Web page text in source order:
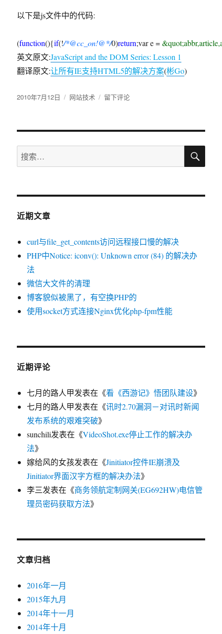
以下是js文件中的代码:
(function(){if(!/*@cc_on!@*/0)return;var e=
英文原文:JavaScript and the DOM Series: Lesson 1
翻译原文:让所有IE支持HTML5的解决方案(彬Go)
发
2010年7月12日
分
网站技术
于
有
支
HTML5
留下评论
搜
索：
搜
近期文章
curl与file_get_contents访问远程接口慢的解决
PHP中Notice: iconv(): Unknown error (84) 的解决办
法
微信大文件的清理
博客貌似被黑了，有空换PHP的
使用socket方式连接Nginx优化php-fpm性能
近期评论
七月的路人甲发表在《看《西游记》悟团队建设》
七月的路人甲发表在《讯时2.70漏洞－对讯时新闻
发布系统的艰难突破》
sunchili发表在《VideoShot.exe停止工作的解决办
法》
嫁给风的女孩发表在《Jinitiator控件IE崩溃及
Jinitiator界面汉字方框的解决办法》
李三发表在《商务领航定制网关(EG692HW)电信管
理员密码获取方法》
文章归档
2016年一月
2015年九月
2014年十一月
2014年十月